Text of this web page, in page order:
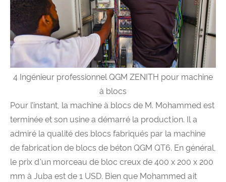
4 Ingénieur professionnel QGM ZENITH pour machine
à blocs
Pour l’instant, la machine à blocs de M. Mohammed est
terminée et son usine a démarré la production. Il a
admiré la qualité des blocs fabriqués par la machine
de fabrication de blocs de béton QGM QT6. En général,
le prix d'un morceau de bloc creux de 400 x 200 x 200
mm à Juba est de 1 USD. Bien que Mohammed ait